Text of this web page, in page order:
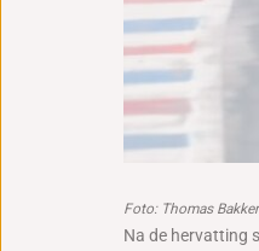
Foto: Thomas Bakker
Na de hervatting